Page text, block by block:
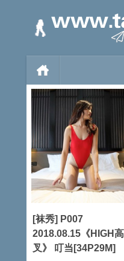
[袜秀] P007
2018.08.15《HIGH高
叉》 叮当[34P29M]